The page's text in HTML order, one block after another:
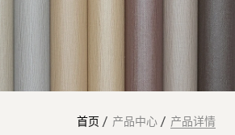
首页 产品中心 产品详情